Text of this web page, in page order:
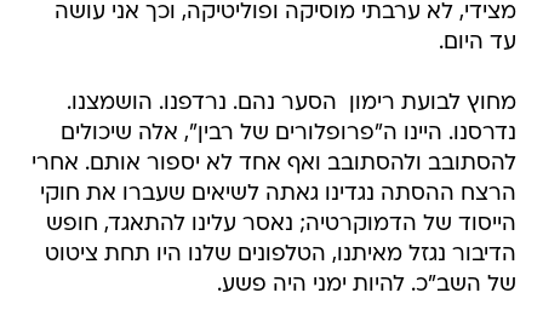
מצידי, לא ערבתי מוסיקה ופוליטיקה, וכך אני עושה
עד היום.
מחוץ לבועת רימון  הסער נהם. נרדפנו. הושמצנו.
נדרסנו. היינו ה"פרופלורים של רבין", אלה שיכולים
להסתובב ולהסתובב ואף אחד לא יספור אותם. אחרי
הרצח ההסתה נגדינו גאתה לשיאים שעברו את חוקי
הייסוד של הדמוקרטיה; נאסר עלינו להתאגד, חופש
הדיבור נגזל מאיתנו, הטלפונים שלנו היו תחת ציטוט
של השב"כ. להיות ימני היה פשע.